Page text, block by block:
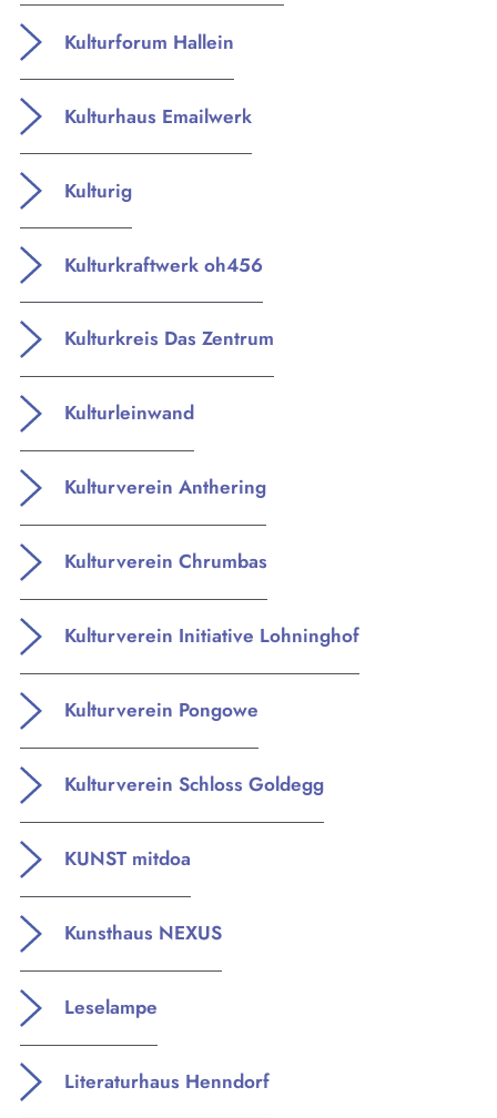
Kulturforum Hallein
Kulturhaus Emailwerk
Kulturig
Kulturkraftwerk oh456
Kulturkreis Das Zentrum
Kulturleinwand
Kulturverein Anthering
Kulturverein Chrumbas
Kulturverein Initiative Lohninghof
Kulturverein Pongowe
Kulturverein Schloss Goldegg
KUNST mitdoa
Kunsthaus NEXUS
Leselampe
Literaturhaus Henndorf